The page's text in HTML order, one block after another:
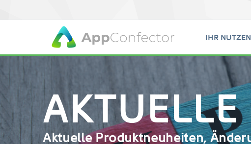
IHR NUTZEN
AKTUELLE
Aktuelle Produktneuheiten,